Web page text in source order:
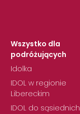
Wszystko dla
podróżujących
Idolka
IDOL w regionie
Libereckim
IDOL do sąsiednich